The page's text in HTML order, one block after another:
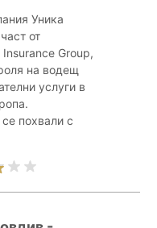
Уника
от
Group,
на водещ
услуги в
похвали с